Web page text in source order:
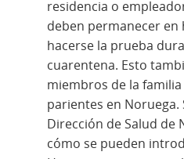
residencia o
deben permanecer
hacerse la prueba
cuarentena. Esto
miembros de la
parientes en Noruega.
Dirección de Salud de
cómo se pueden